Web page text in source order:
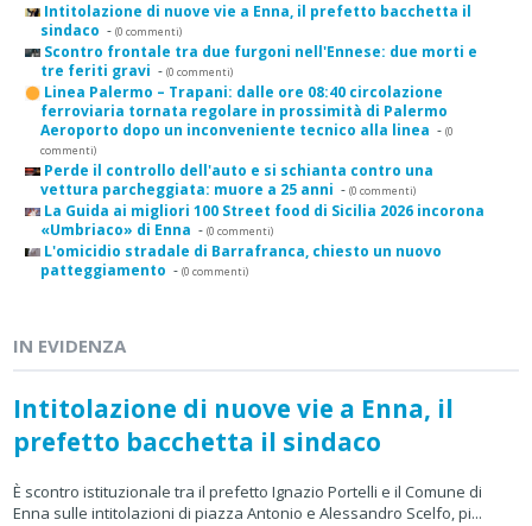
Intitolazione di nuove vie a Enna, il prefetto bacchetta il
sindaco - (0 commenti)
Scontro frontale tra due furgoni nell'Ennese: due morti e
tre feriti gravi - (0 commenti)
Linea Palermo – Trapani: dalle ore 08:40 circolazione
ferroviaria tornata regolare in prossimità di Palermo
Aeroporto dopo un inconveniente tecnico alla linea - (0
commenti)
Perde il controllo dell'auto e si schianta contro una
vettura parcheggiata: muore a 25 anni - (0 commenti)
La Guida ai migliori 100 Street food di Sicilia 2026 incorona
«Umbriaco» di Enna - (0 commenti)
L'omicidio stradale di Barrafranca, chiesto un nuovo
patteggiamento - (0 commenti)
IN EVIDENZA
Intitolazione di nuove vie a Enna, il
prefetto bacchetta il sindaco
È scontro istituzionale tra il prefetto Ignazio Portelli e il Comune di
Enna sulle intitolazioni di piazza Antonio e Alessandro Scelfo, pi...